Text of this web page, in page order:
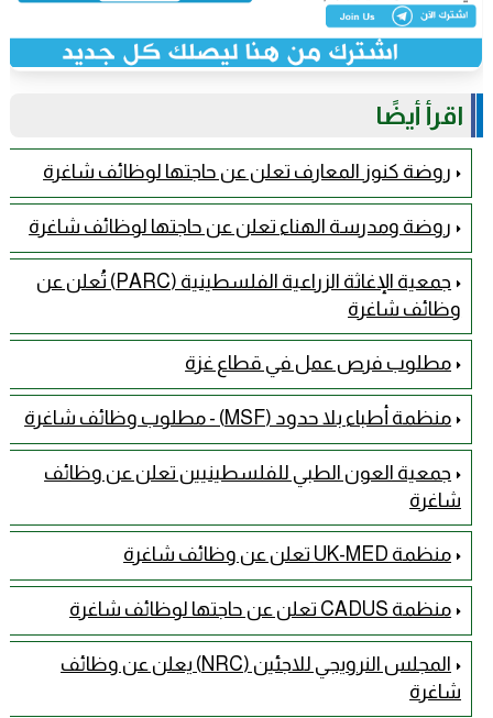
اقرأ أيضًا
روضة كنوز المعارف تعلن عن حاجتها لوظائف شاغرة
روضة ومدرسة الهناء تعلن عن حاجتها لوظائف شاغرة
جمعية الإغاثة الزراعية الفلسطينية (PARC) تُعلن عن
وظائف شاغرة
مطلوب فرص عمل في قطاع غزة
منظمة أطباء بلا حدود (MSF) - مطلوب وظائف شاغرة
جمعية العون الطبي للفلسطينيين تعلن عن وظائف
شاغرة
منظمة UK-MED تعلن عن وظائف شاغرة
منظمة CADUS تعلن عن حاجتها لوظائف شاغرة
المجلس النرويجي للاجئين (NRC) يعلن عن وظائف
شاغرة